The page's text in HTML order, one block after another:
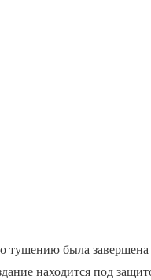
тушению была завершена
находится под